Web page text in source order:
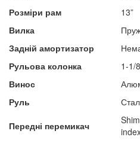
Розміри рам
13”
Вилка
Задній амортизатор
Рульова колонка
1-1/
Винос
Руль
Передні перемикач